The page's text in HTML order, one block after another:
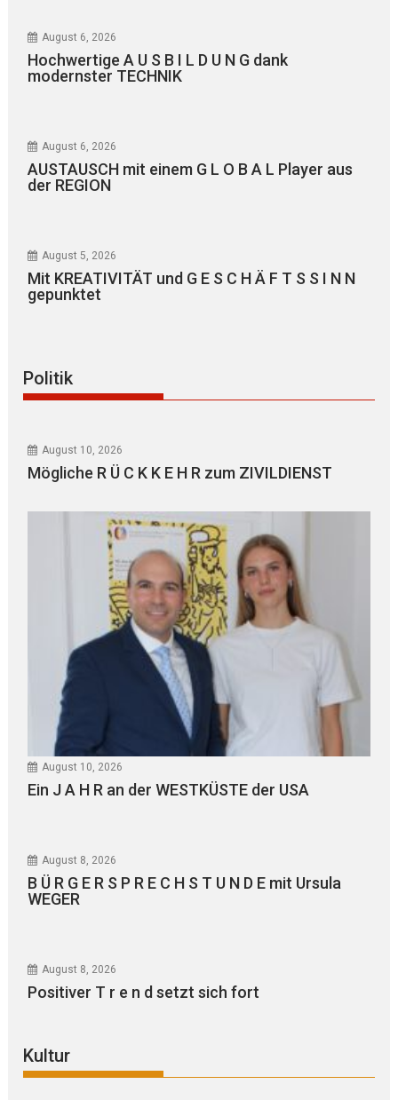
August 6, 2026
Hochwertige A U S B I L D U N G dank
modernster TECHNIK
August 6, 2026
AUSTAUSCH mit einem G L O B A L Player aus
der REGION
August 5, 2026
Mit KREATIVITÄT und G E S C H Ä F T S S I N N
gepunktet
Politik
August 10, 2026
Mögliche R Ü C K K E H R zum ZIVILDIENST
August 10, 2026
Ein J A H R an der WESTKÜSTE der USA
August 8, 2026
B Ü R G E R S P R E C H S T U N D E mit Ursula
WEGER
August 8, 2026
Positiver T r e n d setzt sich fort
Kultur